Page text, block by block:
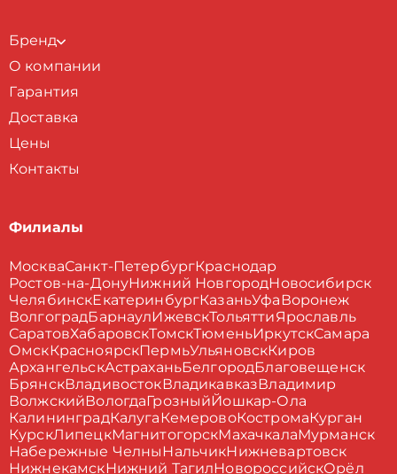
Бренд
О компании
Гарантия
Доставка
Цены
Контакты
Филиалы
МоскваСанкт-ПетербургКраснодар
Ростов-на-ДонуНижний НовгородНовосибирск
ЧелябинскЕкатеринбургКазаньУфа Воронеж
ВолгоградБарнаулИжевскТольяттиЯрославль
СаратовХабаровскТомскТюменьИркутскСамара
ОмскКрасноярскПермьУльяновскКиров
АрхангельскАстраханьБелгородБлаговещенск
БрянскВладивостокВладикавказВладимир
ВолжскийВологдаГрозныйЙошкар-Ола
КалининградКалуга КемеровоКостромаКурган
КурскЛипецкМагнитогорскМахачкалаМурманск
Набережные Челны НальчикНижневартовск
НижнекамскНижний ТагилНовороссийскОрёл